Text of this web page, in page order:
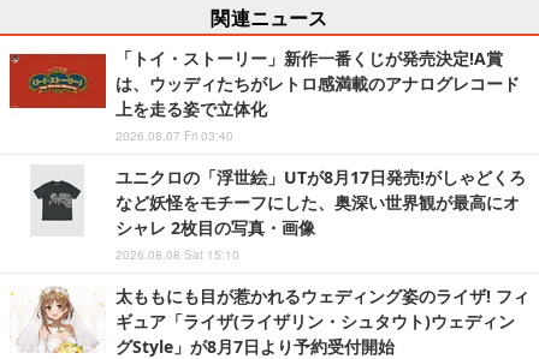
関連ニュース
「トイ・ストーリー」新作一番くじが発売決定!A賞
は、ウッディたちがレトロ感満載のアナログレコード
上を走る姿で立体化
2026.08.07 Fri 03:40
ユニクロの「浮世絵」UTが8月17日発売!がしゃどくろ
など妖怪をモチーフにした、奥深い世界観が最高にオ
シャレ 2枚目の写真・画像
2026.08.08 Sat 15:10
太ももにも目が惹かれるウェディング姿のライザ! フィ
ギュア「ライザ(ライザリン・シュタウト)ウェディン
グStyle」が8月7日より予約受付開始